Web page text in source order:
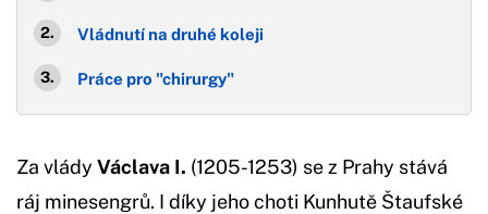
Vládnutí na druhé koleji
Práce pro "chirurgy"
Za vlády Václava I. (1205-1253) se z Prahy stává
ráj minesengrů. I díky jeho choti Kunhutě Štaufské